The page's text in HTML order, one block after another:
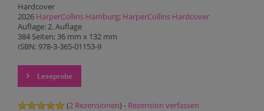
Hardcover
2026 HarperCollins Hamburg; HarperCollins Hardcover
Auflage: 2. Auflage
384 Seiten; 36 mm x 132 mm
ISBN: 978-3-365-01153-9
Leseprobe
(2 Rezensionen) - Rezension verfassen